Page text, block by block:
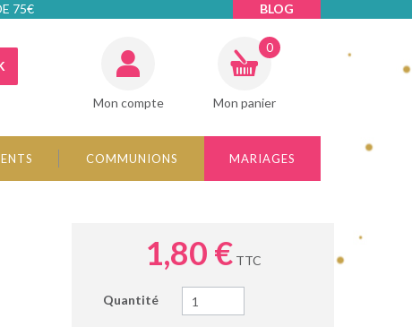
75€ BLOG
Mon compte Mon panier
0
COMMUNIONS MARIAGES
1,80 €TTC
Quantité